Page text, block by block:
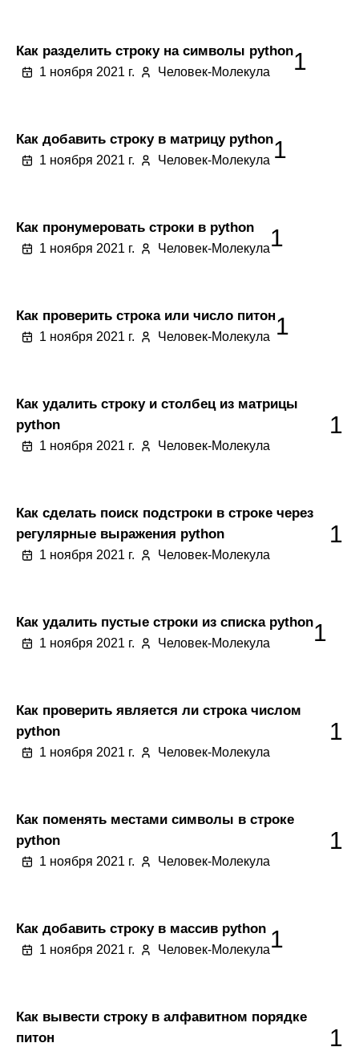
Как разделить строку на символы python
1 ноября 2021 г. Человек-Молекула 1
Как добавить строку в матрицу python
1 ноября 2021 г. Человек-Молекула 1
Как пронумеровать строки в python
1 ноября 2021 г. Человек-Молекула1
Как проверить строка или число питон
1 ноября 2021 г. Человек-Молекула 1
Как удалить строку и столбец из матрицы
python
1 ноября 2021 г. Человек-Молекула
1
Как сделать поиск подстроки в строке через
регулярные выражения python
1 ноября 2021 г. Человек-Молекула
1
Как удалить пустые строки из списка python
1 ноября 2021 г. Человек-Молекула 1
Как проверить является ли строка числом
python
1 ноября 2021 г. Человек-Молекула
1
Как поменять местами символы в строке
python
1 ноября 2021 г. Человек-Молекула
1
Как добавить строку в массив python
1 ноября 2021 г. Человек-Молекула1
Как вывести строку в алфавитном порядке
питон
1